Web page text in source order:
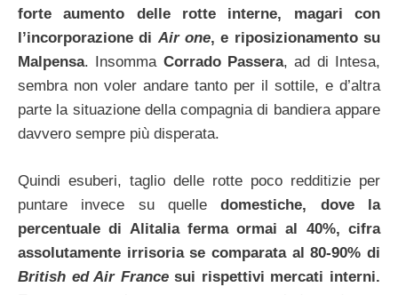
forte aumento delle rotte interne, magari con
l’incorporazione di Air one, e riposizionamento su
Malpensa. Insomma Corrado Passera, ad di Intesa,
sembra non voler andare tanto per il sottile, e d’altra
parte la situazione della compagnia di bandiera appare
davvero sempre più disperata.
Quindi esuberi, taglio delle rotte poco redditizie per
puntare invece su quelledomestiche, dove la
percentuale di Alitalia ferma ormai al 40%, cifra
assolutamente irrisoria se comparata al 80-90% di
British ed Air Francesui rispettivi mercati interni.